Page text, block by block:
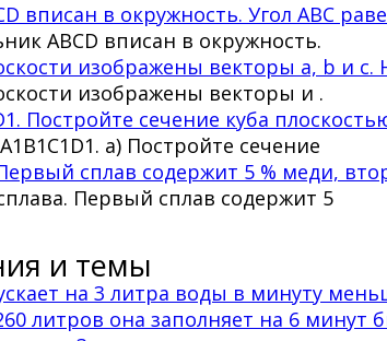
вписан в окружность. Угол ABC
ABCD вписан в окружность.
изображены векторы a, b и c.
изображены векторы и .
Постройте сечение куба
а) Постройте сечение
сплав содержит 5 % меди,
Первый сплав содержит 5
и темы